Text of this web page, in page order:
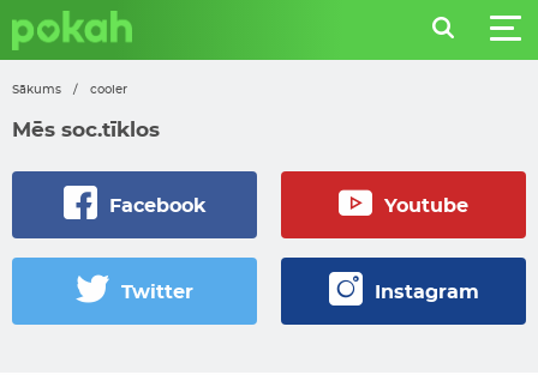
Sākums / cooler
Mēs soc.tīklos
Facebook Youtube
Twitter Instagram